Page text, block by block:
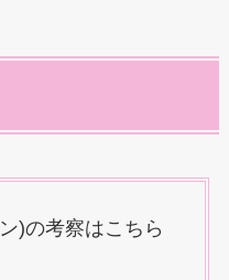
)の考察はこちら